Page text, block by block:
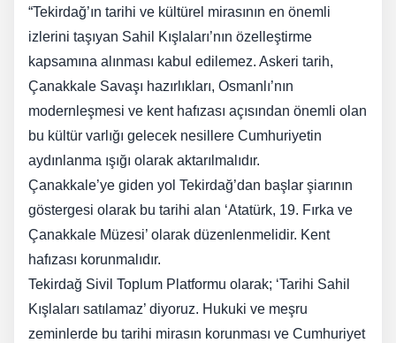
“Tekirdağ’ın tarihi ve kültürel mirasının en önemli
izlerini taşıyan Sahil Kışlaları’nın özelleştirme
kapsamına alınması kabul edilemez. Askeri tarih,
Çanakkale Savaşı hazırlıkları, Osmanlı’nın
modernleşmesi ve kent hafızası açısından önemli olan
bu kültür varlığı gelecek nesillere Cumhuriyetin
aydınlanma ışığı olarak aktarılmalıdır.
Çanakkale’ye giden yol Tekirdağ’dan başlar şiarının
göstergesi olarak bu tarihi alan ‘Atatürk, 19. Fırka ve
Çanakkale Müzesi’ olarak düzenlenmelidir. Kent
hafızası korunmalıdır.
Tekirdağ Sivil Toplum Platformu olarak; ‘Tarihi Sahil
Kışlaları satılamaz’ diyoruz. Hukuki ve meşru
zeminlerde bu tarihi mirasın korunması ve Cumhuriyet